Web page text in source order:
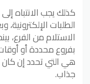
كذلك يجب الانتباه
الطلبات
الاستلام من الفرع،
بفروع محددة أو
هي التي تحدد إن كان
جذاب.